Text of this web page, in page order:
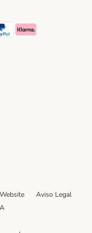
Method
Method
Payment Method
Payment Method
Klarna Payment Method
Method
Aviso Legal